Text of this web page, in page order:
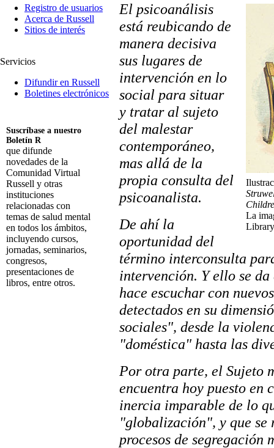
Registro de usuarios
Acerca de Russell
Sitios de interés
Servicios
Difundir en Russell
Boletines electrónicos
Suscríbase a nuestro
Boletín R
que difunde
novedades de la
Comunidad Virtual
Russell y otras
instituciones
relacionadas con
temas de salud mental
en todos los ámbitos,
incluyendo cursos,
jornadas, seminarios,
congresos,
presentaciones de
libros, entre otros.
La
El psicoanálisis
está reubicando de
manera decisiva
sus lugares de
intervención en lo
social para situar
y tratar al sujeto
del malestar
contemporáneo,
mas allá de la
propia consulta del
psicoanalista.
De ahí la
oportunidad del
término interconsulta
intervención. Y ello se da
hace escuchar con
detectados en su
sociales", desde la
"doméstica" hasta las
Por otra parte, el Sujeto
encuentra hoy puesto en
inercia imparable de lo
"globalización", y que se
procesos de